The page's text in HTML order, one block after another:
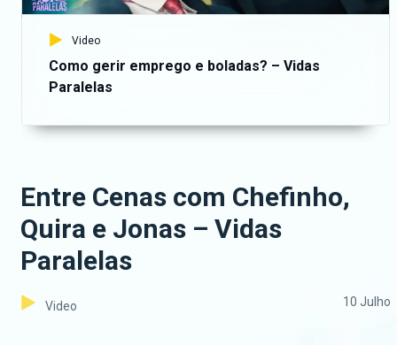
Video
Como gerir emprego e boladas? – Vidas
Paralelas
Entre Cenas com Chefinho,
Quira e Jonas – Vidas
Paralelas
Video 10 Julho